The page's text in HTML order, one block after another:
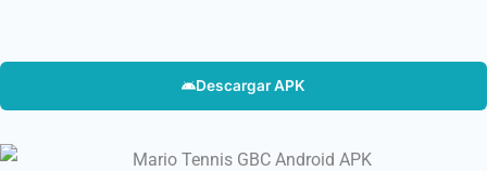
Descargar APK